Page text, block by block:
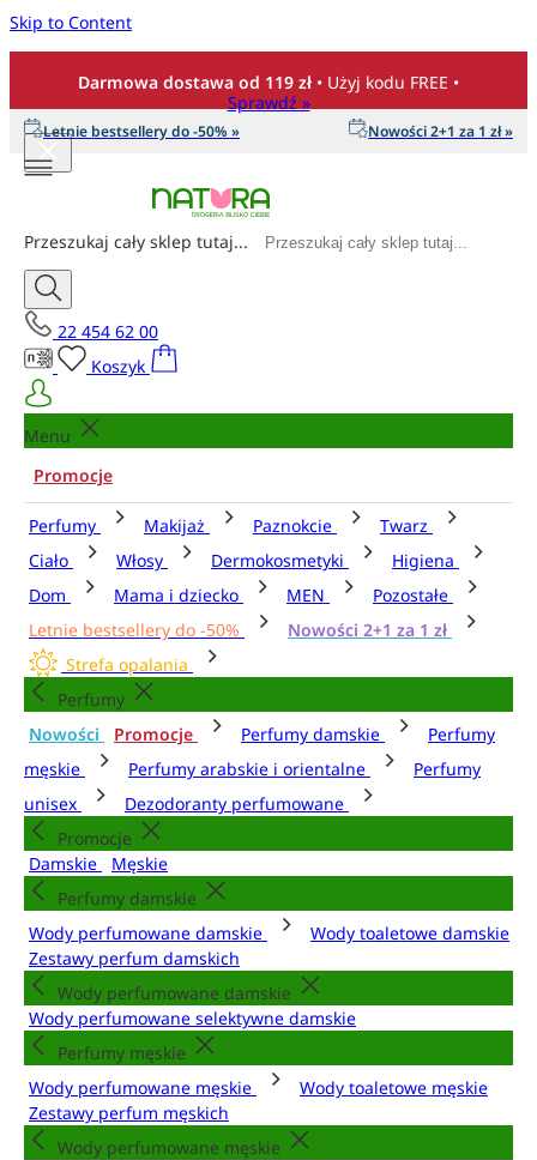
Skip to Content
Darmowa dostawa od 119 zł • Użyj kodu FREE •
Sprawdź »
Letnie bestsellery do -50% » Nowości 2+1 za 1 zł »
Przeszukaj cały sklep tutaj...
22 454 62 00
Koszyk
Menu
Promocje
Perfumy Makijaż Paznokcie
Twarz
Ciało
Włosy Dermokosmetyki
Higiena
Dom
Mama i dziecko MEN
Pozostałe
Letnie bestsellery do -50%
Nowości 2+1 za 1 zł
Strefa opalania
Perfumy
Nowości
Promocje Perfumy damskie
Perfumy
męskie
Perfumy arabskie i orientalne
Perfumy
unisex
Dezodoranty perfumowane
Promocje
Damskie
Męskie
Perfumy damskie
Wody perfumowane damskie
Wody toaletowe damskie
Zestawy perfum damskich
Wody perfumowane damskie
Wody perfumowane selektywne damskie
Perfumy męskie
Wody perfumowane męskie
Wody toaletowe męskie
Zestawy perfum męskich
Wody perfumowane męskie